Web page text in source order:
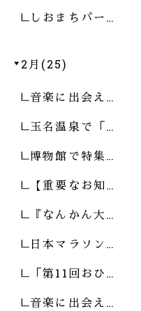
しおまちパー…
2月(25)
音楽に出会え…
玉名温泉で「…
博物館で特集…
【重要なお知…
『なんかん大…
日本マラソン…
「第11回おひ…
音楽に出会え…